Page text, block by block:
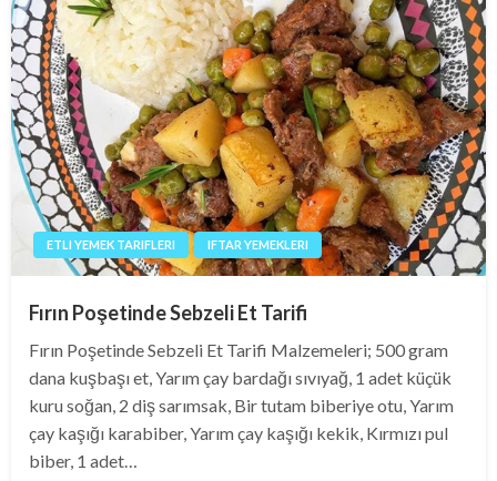
ETLI YEMEK TARIFLERI IFTAR YEMEKLERI
Fırın Poşetinde Sebzeli Et Tarifi
Fırın Poşetinde Sebzeli Et Tarifi Malzemeleri; 500 gram
dana kuşbaşı et, Yarım çay bardağı sıvıyağ, 1 adet küçük
kuru soğan, 2 diş sarımsak, Bir tutam biberiye otu, Yarım
çay kaşığı karabiber, Yarım çay kaşığı kekik, Kırmızı pul
biber, 1 adet…